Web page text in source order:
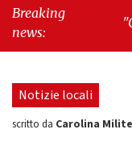
Breaking
news:
"Cava
seduta
Notizie locali
scritto da Carolina Milite